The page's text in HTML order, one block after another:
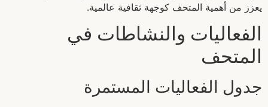
يعزز من أهمية المتحف كوجهة ثقافية عالمية.
الفعاليات والنشاطات في
المتحف
جدول الفعاليات المستمرة